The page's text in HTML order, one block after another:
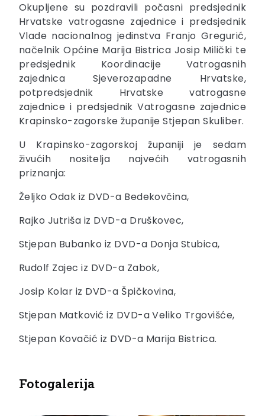
Okupljene su pozdravili počasni predsjednik
Hrvatske vatrogasne zajednice i predsjednik
Vlade nacionalnog jedinstva Franjo Gregurić,
načelnik Općine Marija Bistrica Josip Milički te
predsjednik Koordinacije Vatrogasnih
zajednica Sjeverozapadne Hrvatske,
potpredsjednik Hrvatske vatrogasne
zajednice i predsjednik Vatrogasne zajednice
Krapinsko-zagorske županije Stjepan Skuliber.
U Krapinsko-zagorskoj županiji je sedam
živućih nositelja najvećih vatrogasnih
priznanja:
Željko Odak iz DVD-a Bedekovčina,
Rajko Jutriša iz DVD-a Druškovec,
Stjepan Bubanko iz DVD-a Donja Stubica,
Rudolf Zajec iz DVD-a Zabok,
Josip Kolar iz DVD-a Špičkovina,
Stjepan Matković iz DVD-a Veliko Trgovišće,
Stjepan Kovačić iz DVD-a Marija Bistrica.
Fotogalerija